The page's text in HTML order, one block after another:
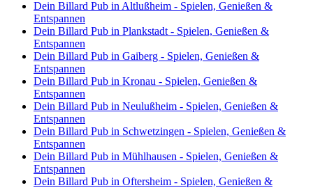
Dein Billard Pub in Altlußheim - Spielen, Genießen &
Entspannen
Dein Billard Pub in Plankstadt - Spielen, Genießen &
Entspannen
Dein Billard Pub in Gaiberg - Spielen, Genießen &
Entspannen
Dein Billard Pub in Kronau - Spielen, Genießen &
Entspannen
Dein Billard Pub in Neulußheim - Spielen, Genießen &
Entspannen
Dein Billard Pub in Schwetzingen - Spielen, Genießen &
Entspannen
Dein Billard Pub in Mühlhausen - Spielen, Genießen &
Entspannen
Dein Billard Pub in Oftersheim - Spielen, Genießen &